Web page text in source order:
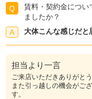
Q
賃料・契約金につい
ましたか？
A
大体こんな感じだと
担当より一言
ご来店いただきありがと
また引っ越しの機会がご
す。